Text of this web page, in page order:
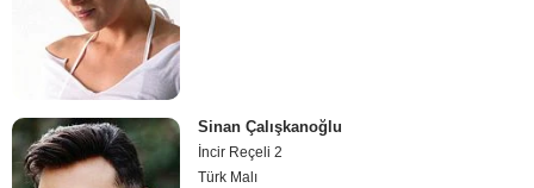
Sinan Çalışkanoğlu
İncir Reçeli 2
Türk Malı